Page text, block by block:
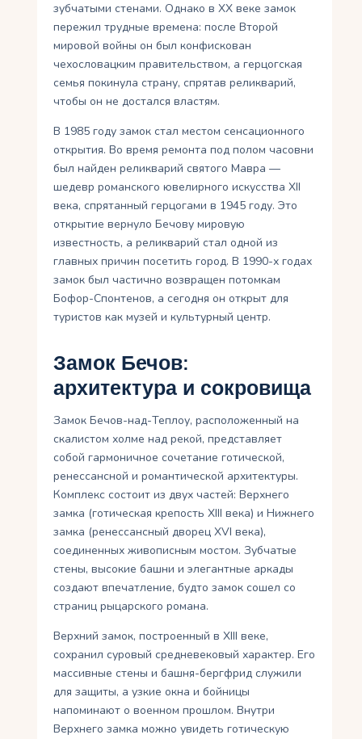
зубчатыми стенами. Однако в XX веке замок
пережил трудные времена: после Второй
мировой войны он был конфискован
чехословацким правительством, а герцогская
семья покинула страну, спрятав реликварий,
чтобы он не достался властям.
В 1985 году замок стал местом сенсационного
открытия. Во время ремонта под полом часовни
был найден реликварий святого Мавра —
шедевр романского ювелирного искусства XII
века, спрятанный герцогами в 1945 году. Это
открытие вернуло Бечову мировую
известность, а реликварий стал одной из
главных причин посетить город. В 1990-х годах
замок был частично возвращен потомкам
Бофор-Спонтенов, а сегодня он открыт для
туристов как музей и культурный центр.
Замок Бечов:
архитектура и сокровища
Замок Бечов-над-Теплоу, расположенный на
скалистом холме над рекой, представляет
собой гармоничное сочетание готической,
ренессансной и романтической архитектуры.
Комплекс состоит из двух частей: Верхнего
замка (готическая крепость XIII века) и Нижнего
замка (ренессансный дворец XVI века),
соединенных живописным мостом. Зубчатые
стены, высокие башни и элегантные аркады
создают впечатление, будто замок сошел со
страниц рыцарского романа.
Верхний замок, построенный в XIII веке,
сохранил суровый средневековый характер. Его
массивные стены и башня-бергфрид служили
для защиты, а узкие окна и бойницы
напоминают о военном прошлом. Внутри
Верхнего замка можно увидеть готическую